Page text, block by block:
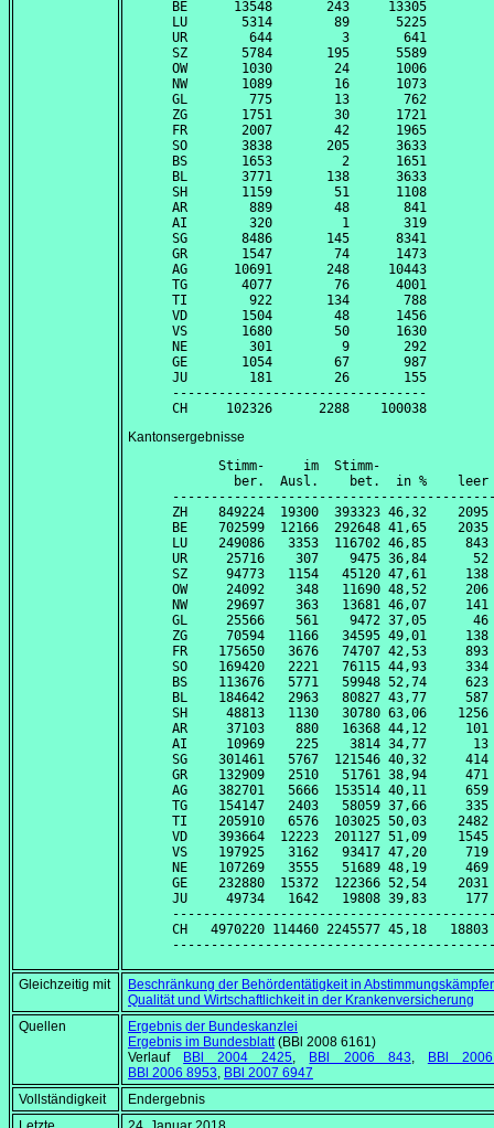
BE      13548       243     13305
LU       5314        89      5225
UR        644         3       641
SZ       5784       195      5589
OW       1030        24      1006
NW       1089        16      1073
GL        775        13       762
ZG       1751        30      1721
FR       2007        42      1965
SO       3838       205      3633
BS       1653         2      1651
BL       3771       138      3633
SH       1159        51      1108
AR        889        48       841
AI        320         1       319
SG       8486       145      8341
GR       1547        74      1473
AG      10691       248     10443
TG       4077        76      4001
TI        922       134       788
VD       1504        48      1456
VS       1680        50      1630
NE        301         9       292
GE       1054        67       987
JU        181        26       155
---------------------------------
Kantonsergebnisse
Stimm-     im  Stimm-
ber.  Ausl.    bet.  in %
ZH    849224  19300  393323 46,32
BE    702599  12166  292648 41,65
LU    249086   3353  116702 46,85
UR     25716    307    9475 36,84
SZ     94773   1154   45120 47,61
OW     24092    348   11690 48,52
NW     29697    363   13681 46,07
GL     25566    561    9472 37,05
ZG     70594   1166   34595 49,01
FR    175650   3676   74707 42,53
SO    169420   2221   76115 44,93
BS    113676   5771   59948 52,74
BL    184642   2963   80827 43,77
SH     48813   1130   30780 63,06
AR     37103    880   16368 44,12
AI     10969    225    3814 34,77
SG    301461   5767  121546 40,32
GR    132909   2510   51761 38,94
AG    382701   5666  153514 40,11
TG    154147   2403   58059 37,66
TI    205910   6576  103025 50,03
VD    393664  12223  201127 51,09
VS    197925   3162   93417 47,20
NE    107269   3555   51689 48,19
GE    232880  15372  122366 52,54
JU     49734   1642   19808 39,83
CH   4970220 114460 2245577 45,18
Gleichzeitig mit
Beschränkung der Behördentätigkeit in
Qualität und Wirtschaftlichkeit in der Krankenversicherung
Quellen
Ergebnis der Bundeskanzlei
Ergebnis im Bundesblatt(BBl 2008 6161)
Verlauf
BBl 2004 2425, BBl 2006 843,
BBl
BBl 2006 8953, BBl 2007 6947
Vollständigkeit
Endergebnis